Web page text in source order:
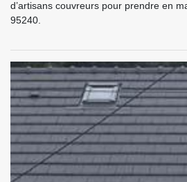
d’artisans couvreurs pour prendre en
95240.